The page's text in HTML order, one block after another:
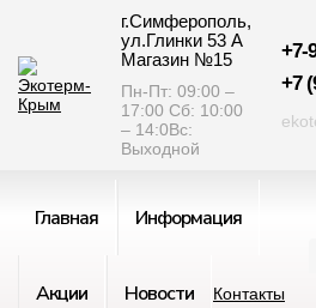
г.Симферополь,
ул.Глинки 53 А
Магазин №15
Пн-Пт: 09:00 –
17:00 Сб: 10:00
– 14:0Вс:
Выходной
+7-
+7
Главная Информация
Акции Новости Контакты